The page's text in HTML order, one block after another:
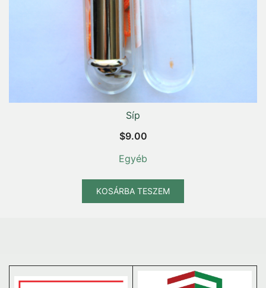
Síp
$9.00
Egyéb
KOSÁRBA TESZEM